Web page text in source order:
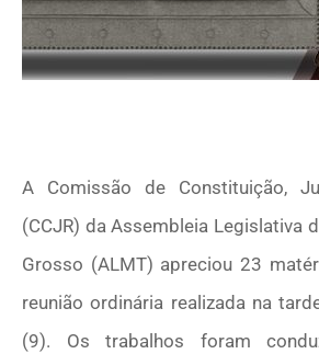
A Comissão de Constituição,
(CCJR) da Assembleia Legislativa
Grosso (ALMT) apreciou 23
reunião ordinária realizada na
(9). Os trabalhos foram